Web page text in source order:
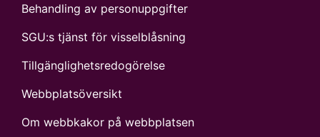
Behandling av personuppgifter
SGU:s tjänst för visselblåsning
Tillgänglighetsredogörelse
Webbplatsöversikt
Om webbkakor på webbplatsen